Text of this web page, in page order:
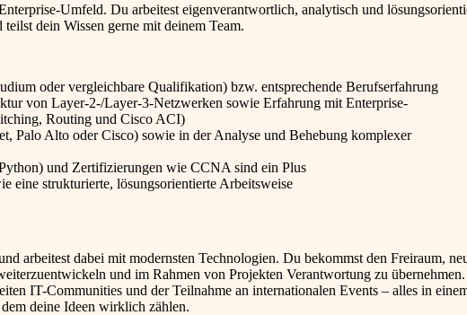
Umfeld. Du arbeitest eigenverantwortlich, analytisch und
dein Wissen gerne mit deinem Team.
oder vergleichbare Qualifikation) bzw. entsprechende Berufserfahrung
von Layer-2-/Layer-3-Netzwerken sowie Erfahrung mit Enterprise-
Routing und Cisco ACI)
Palo Alto oder Cisco) sowie in der Analyse und Behebung komplexer
und Zertifizierungen wie CCNA sind ein Plus
eine strukturierte, lösungsorientierte Arbeitsweise
arbeitest dabei mit modernsten Technologien. Du bekommst den Freiraum,
und im Rahmen von Projekten Verantwortung zu übernehmen.
IT-Communities und der Teilnahme an internationalen Events – alles in
deine Ideen wirklich zählen.